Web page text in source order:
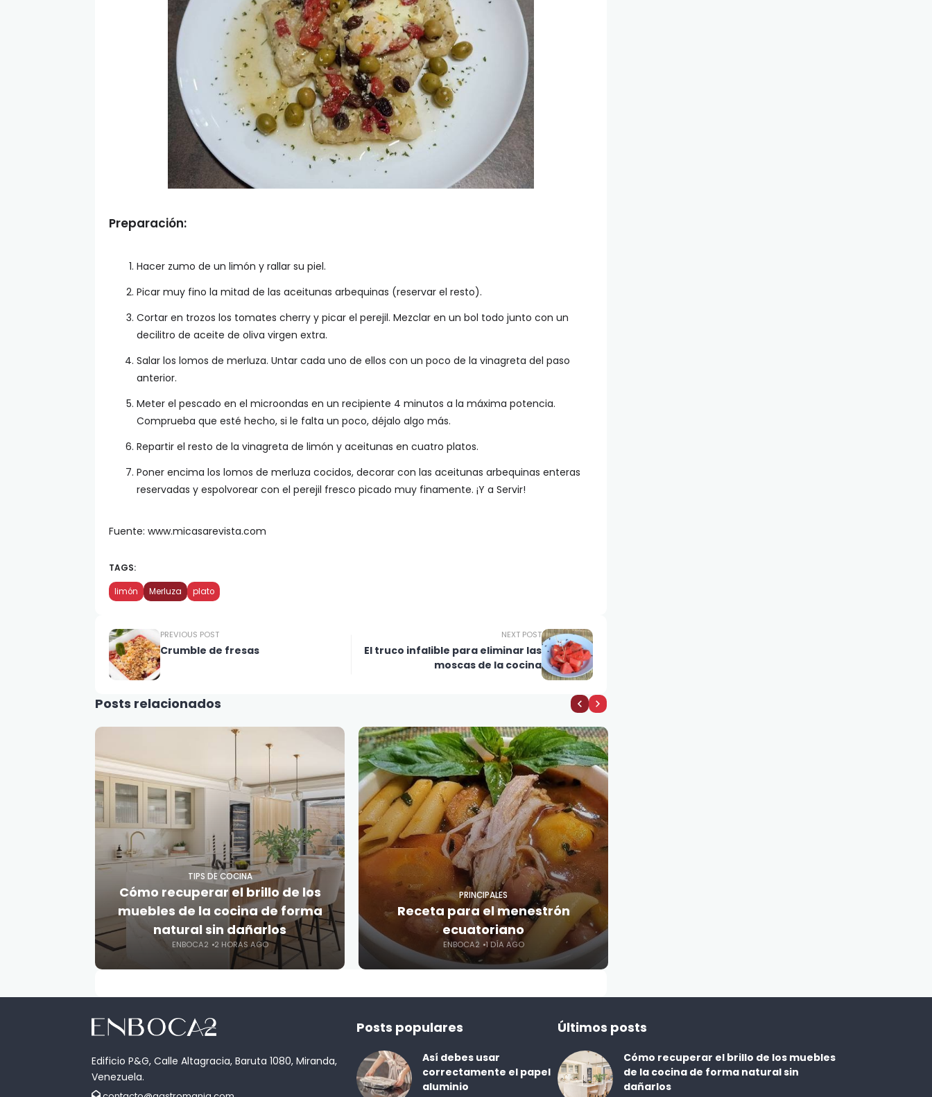
Preparación:
Hacer zumo de un limón y rallar su piel.
Picar muy fino la mitad de las aceitunas arbequinas (reservar el resto).
Cortar en trozos los tomates cherry y picar el perejil. Mezclar en un bol todo junto con un
decilitro de aceite de oliva virgen extra.
Salar los lomos de merluza. Untar cada uno de ellos con un poco de la vinagreta del paso
anterior.
Meter el pescado en el microondas en un recipiente 4 minutos a la máxima potencia.
Comprueba que esté hecho, si le falta un poco, déjalo algo más.
Repartir el resto de la vinagreta de limón y aceitunas en cuatro platos.
Poner encima los lomos de merluza cocidos, decorar con las aceitunas arbequinas enteras
reservadas y espolvorear con el perejil fresco picado muy finamente. ¡Y a Servir!
Fuente: www.micasarevista.com
TAGS:
limón Merluza plato
PREVIOUS POST
Crumble de fresas
NEXT POST
El truco infalible para eliminar las
moscas de la cocina
Posts relacionados
TIPS DE COCINA
Cómo recuperar el brillo de los
muebles de la cocina de forma
natural sin dañarlos
ENBOCA2 2 HORAS AGO
PRINCIPALES
Receta para el menestrón
ecuatoriano
ENBOCA2 1 DÍA AGO
Edificio P&G, Calle Altagracia, Baruta 1080, Miranda,
Venezuela.
Posts populares
Así debes usar
correctamente el papel
aluminio
Últimos posts
Cómo recuperar el brillo de los muebles
de la cocina de forma natural sin
dañarlos